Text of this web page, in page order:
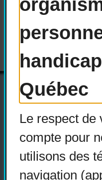
Québec
Le respect de
compte pour
utilisons des
navigation
Versions